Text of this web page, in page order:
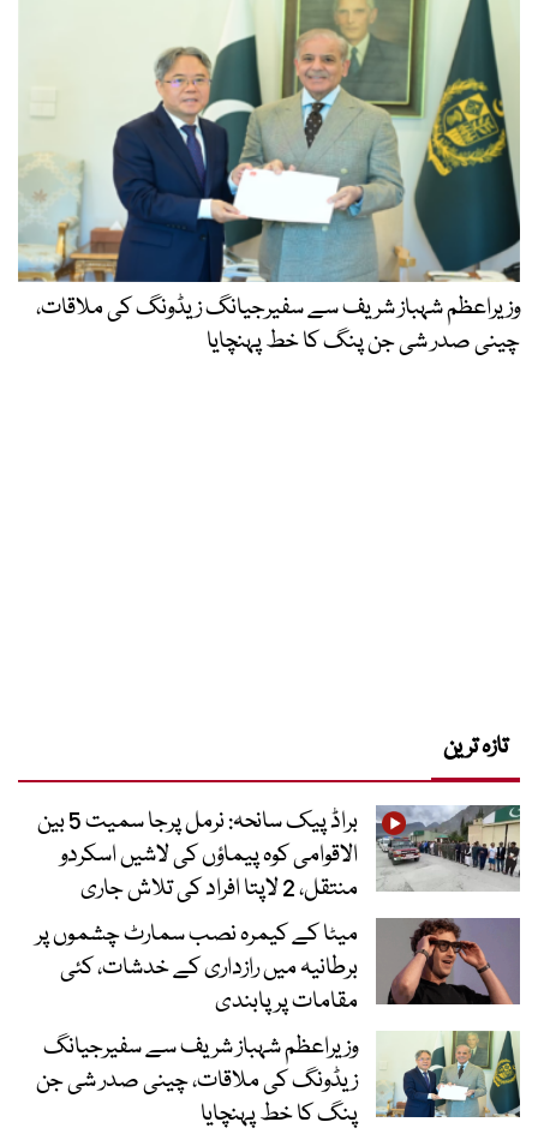
وزیراعظم شہباز شریف سے سفیرجیانگ زیڈونگ کی ملاقات،
چینی صدر شی جن پنگ کا خط پہنچایا
تازہ ترین
براڈ پیک سانحہ: نرمل پرجا سمیت 5 بین
الاقوامی کوہ پیماؤں کی لاشیں اسکردو
منتقل، 2 لاپتا افراد کی تلاش جاری
میٹا کے کیمرہ نصب سمارٹ چشموں پر
برطانیہ میں رازداری کے خدشات، کئی
مقامات پر پابندی
وزیراعظم شہباز شریف سے سفیرجیانگ
زیڈونگ کی ملاقات، چینی صدر شی جن
پنگ کا خط پہنچایا